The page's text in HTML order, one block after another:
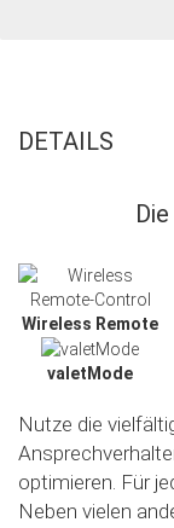
DETAILS
Wireless Remote
valetMode
Nutze die
optimieren. Für
Neben vielen